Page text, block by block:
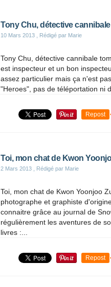
Tony Chu, détective cannibale
10 Mars 2013 , Rédigé par Marie
Tony Chu, détective cannibale
est inspecteur et un bon
assez particulier mais ça n'est
"Heroes", pas de téléportation ni
Repost
Toi, mon chat de Kwon
2 Mars 2013 , Rédigé par Marie
Toi, mon chat de Kwon Yoonjoo
photographe et graphiste
connaitre grâce au journal de
régulièrement les aventures de
livres :...
Repost